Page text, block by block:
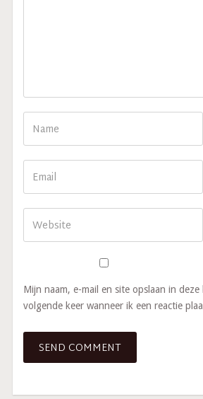
Mijn naam, e-mail en site opslaan in
volgende keer wanneer ik een reactie